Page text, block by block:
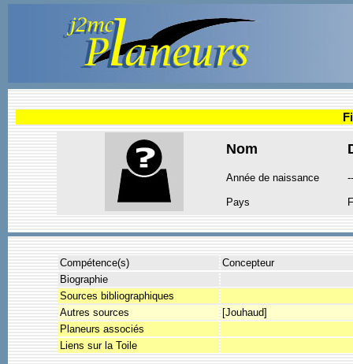
Nom
Année de naissance --
Pays
Compétence(s)
Concepteur
Biographie
Sources bibliographiques
Autres sources
[Jouhaud]
Planeurs associés
Liens sur la Toile